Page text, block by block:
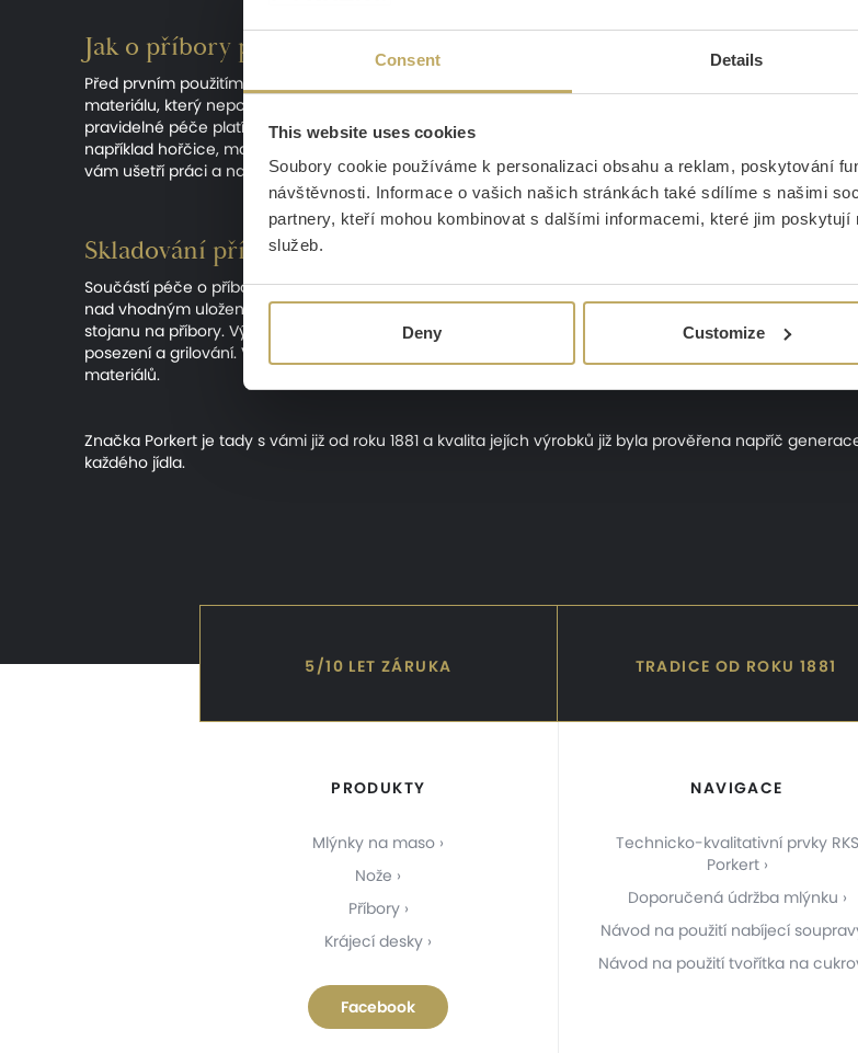
Consent Details
This website uses cookies
Soubory cookie používáme k personalizaci obsahu a reklam, poskytování
návštěvnosti. Informace o vašich našich stránkách také sdílíme s našimi
partnery, kteří mohou kombinovat s dalšími informacemi, které jim
služeb.
Deny Customize
Jak o příbory pečovat?
Před prvním použitím je potřeba příbory umýt teplou vodou se saponátem na nádobí. Po důkladném
materiálu, který nepouští vlákna. Není vhodné příbory nechávat volně uschnout, neboť kapky vody
pravidelné péče platí, že byste na příborech neměli nechávat zaschnout zbytky potravin. Příborům
například hořčice, marinády, zálivky a ovoce, obsahují agresivní kyseliny, které mohou nerezovou
vám ušetří práci a navíc tím prodloužíte životnost příborů. Odvděčí se vám pak nezměněným
Skladování příborů
Součástí péče o příbory je jejich správné skladování. Nesprávným skladováním se příbory mohou
nad vhodným uložením. Klasickým řešením jsou příborníky do zásuvky. Díky jednotlivým přihrádkám
stojanu na příbory. Výhodou stojanu je, že vám usnadní prostírání. Každý u stolu si tak může příbory
posezení a grilování. Vždy platí, že by příbory neměly být uloženy tam, kde budou vystaveny
materiálů.
Značka Porkert je tady s vámi již od roku 1881 a kvalita jejích výrobků již byla prověřena napříč
každého jídla.
5/10 LET ZÁRUKA TRADICE OD ROKU 1881
PRODUKTY
Mlýnky na maso
Nože
Příbory
Krájecí desky
Facebook
NAVIGACE
Technicko-kvalitativní prvky RKS
Porkert
Doporučená údržba mlýnku
Návod na použití nabíjecí
Návod na použití tvořítka na